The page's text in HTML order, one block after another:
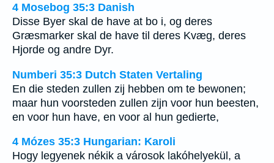
4 Mosebog 35:3 Danish
Disse Byer skal de have at bo i, og deres
Græsmarker skal de have til deres Kvæg, deres
Hjorde og andre Dyr.
Numberi 35:3 Dutch Staten Vertaling
En die steden zullen zij hebben om te bewonen;
maar hun voorsteden zullen zijn voor hun beesten,
en voor hun have, en voor al hun gedierte,
4 Mózes 35:3 Hungarian: Karoli
Hogy legyenek nékik a városok lakóhelyekül, a